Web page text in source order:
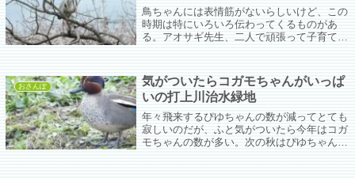
鳥ちゃんには表情筋がないらしいけど、この
時期は特にいろいろ伝わってくるものがあ
る。アオサギ先生、二人で頑張って子育てし
おさんぽ
気がついたらコガモちゃんがいっぱ
いの打上川治水緑地
年々飛来するぴゆちゃんの数が減ってとても
寂しいのだが、ふと気がついたら今年はコガ
モちゃんの数が多い。次の秋はぴゆちゃんも